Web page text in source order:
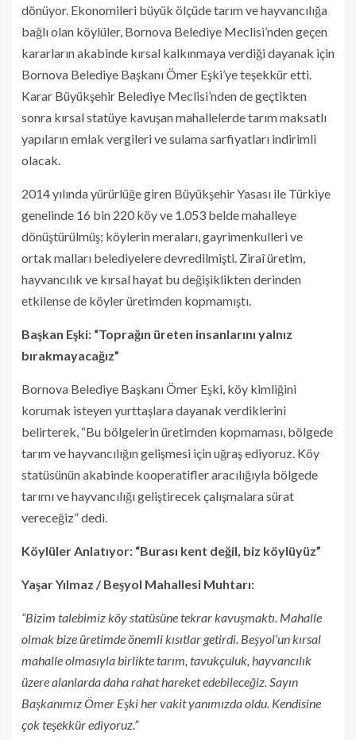
dönüyor. Ekonomileri büyük ölçüde tarım ve hayvancılığa
bağlı olan köylüler, Bornova Belediye Meclisi’nden geçen
kararların akabinde kırsal kalkınmaya verdiği dayanak için
Bornova Belediye Başkanı Ömer Eşki’ye teşekkür etti.
Karar Büyükşehir Belediye Meclisi’nden de geçtikten
sonra kırsal statüye kavuşan mahallelerde tarım maksatlı
yapıların emlak vergileri ve sulama sarfiyatları indirimli
olacak.
2014 yılında yürürlüğe giren Büyükşehir Yasası ile Türkiye
genelinde 16 bin 220 köy ve 1.053 belde mahalleye
dönüştürülmüş; köylerin meraları, gayrimenkulleri ve
ortak malları belediyelere devredilmişti. Ziraî üretim,
hayvancılık ve kırsal hayat bu değişiklikten derinden
etkilense de köyler üretimden kopmamıştı.
Başkan Eşki: “Toprağın üreten insanlarını yalnız
bırakmayacağız”
Bornova Belediye Başkanı Ömer Eşki, köy kimliğini
korumak isteyen yurttaşlara dayanak verdiklerini
belirterek, “Bu bölgelerin üretimden kopmaması, bölgede
tarım ve hayvancılığın gelişmesi için uğraş ediyoruz. Köy
statüsünün akabinde kooperatifler aracılığıyla bölgede
tarımı ve hayvancılığı geliştirecek çalışmalara sürat
vereceğiz” dedi.
Köylüler Anlatıyor: “Burası kent değil, biz köylüyüz”
Yaşar Yılmaz / Beşyol Mahallesi Muhtarı:
“Bizim talebimiz köy statüsüne tekrar kavuşmaktı. Mahalle
olmak bize üretimde önemli kısıtlar getirdi. Beşyol’un kırsal
mahalle olmasıyla birlikte tarım, tavukçuluk, hayvancılık
üzere alanlarda daha rahat hareket edebileceğiz. Sayın
Başkanımız Ömer Eşki her vakit yanımızda oldu. Kendisine
çok teşekkür ediyoruz.”